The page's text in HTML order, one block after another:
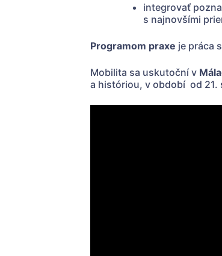
integrovať
s najnovšími
Programom praxe je práca
Mobilita sa uskutoční v
a históriou, v období od 21.